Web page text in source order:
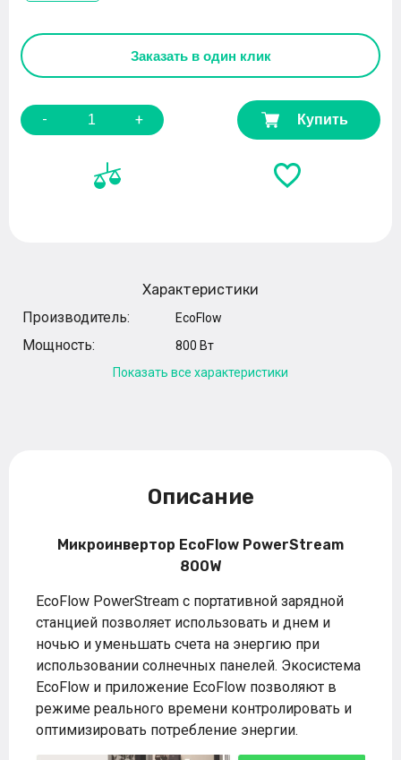
Заказать в один клик
- + Купить
Характеристики
Производитель:
EcoFlow
Мощность:
800 Вт
Показать все характеристики
Описание
Микроинвертор EcoFlow PowerStream
800W
EcoFlow PowerStream с портативной зарядной
станцией позволяет использовать и днем ​​и
ночью и уменьшать счета на энергию при
использовании солнечных панелей. Экосистема
EcoFlow и приложение EcoFlow позволяют в
режиме реального времени контролировать и
оптимизировать потребление энергии.